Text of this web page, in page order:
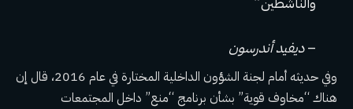
–ديفيد أندرسون
وفي حديثه أمام لجنة الشؤون الداخلية المختارة في عام 2016، قال إن
هناك “مخاوف قوية” بشأن برنامج “منع” داخل المجتمعات